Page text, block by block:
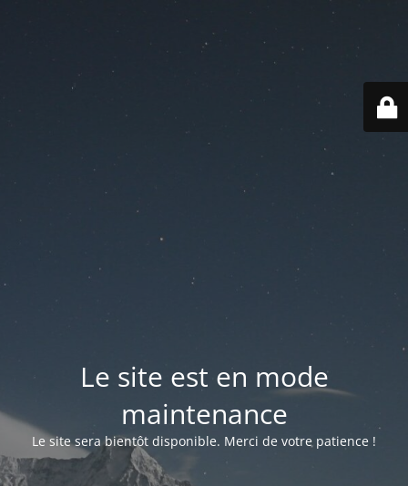
Le site est en mode
maintenance
Le site sera bientôt disponible. Merci de votre patience !